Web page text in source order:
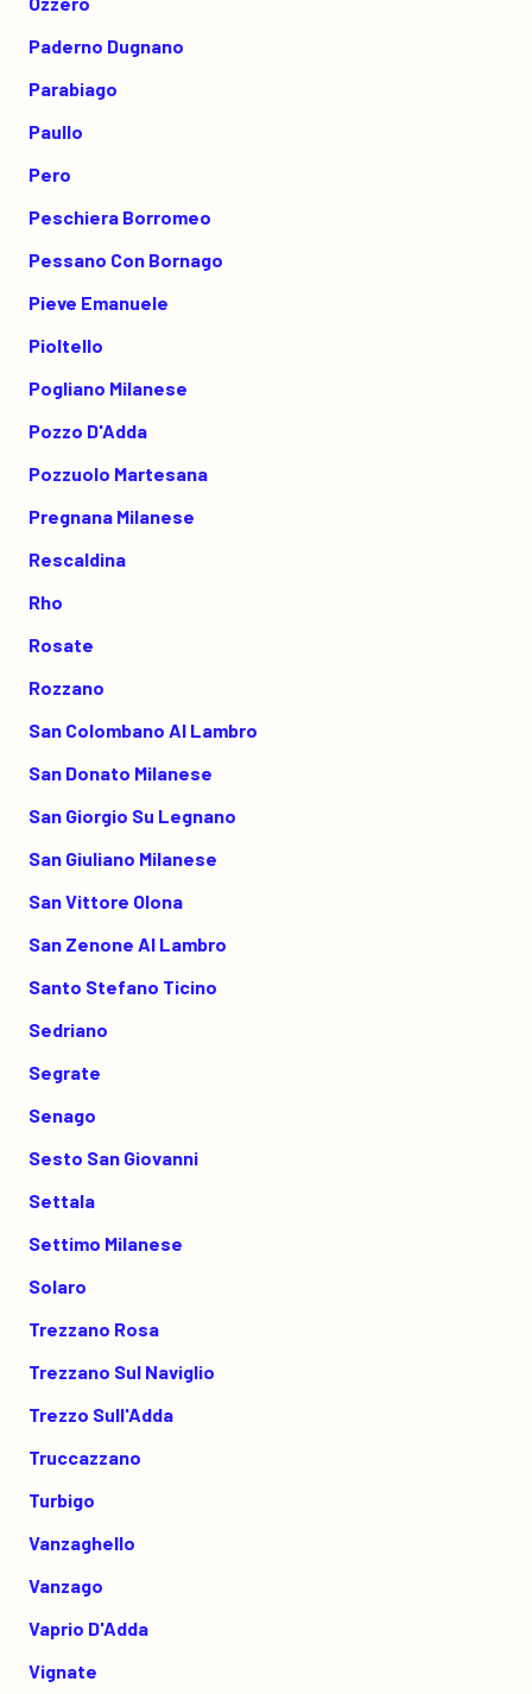
Paderno Dugnano
Parabiago
Paullo
Pero
Peschiera Borromeo
Pessano Con Bornago
Pieve Emanuele
Pioltello
Pogliano Milanese
Pozzo D'Adda
Pozzuolo Martesana
Pregnana Milanese
Rescaldina
Rho
Rosate
Rozzano
San Colombano Al Lambro
San Donato Milanese
San Giorgio Su Legnano
San Giuliano Milanese
San Vittore Olona
San Zenone Al Lambro
Santo Stefano Ticino
Sedriano
Segrate
Senago
Sesto San Giovanni
Settala
Settimo Milanese
Solaro
Trezzano Rosa
Trezzano Sul Naviglio
Trezzo Sull'Adda
Truccazzano
Turbigo
Vanzaghello
Vanzago
Vaprio D'Adda
Vignate